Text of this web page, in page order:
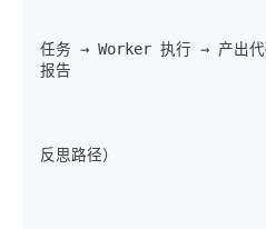
任务 → Worker 执行 → 产出
报告
反思路径）